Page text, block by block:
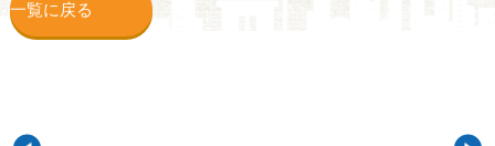
一覧に戻る